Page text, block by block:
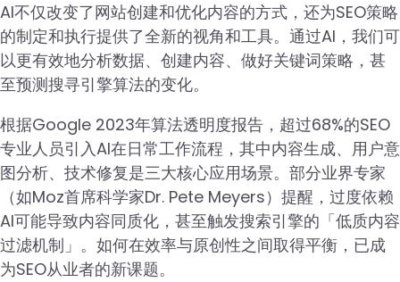
AI不仅改变了网站创建和优化内容的方式，还为SEO策略
的制定和执行提供了全新的视角和工具。通过AI，我们可
以更有效地分析数据、创建内容、做好关键词策略，甚
至预测搜寻引擎算法的变化。
根据Google 2023年算法透明度报告，超过68%的SEO
专业人员引入AI在日常工作流程，其中内容生成、用户意
图分析、技术修复是三大核心应用场景。部分业界专家
（如Moz首席科学家Dr. Pete Meyers）提醒，过度依赖
AI可能导致内容同质化，甚至触发搜索引擎的「低质内容
过滤机制」。如何在效率与原创性之间取得平衡，已成
为SEO从业者的新课题。